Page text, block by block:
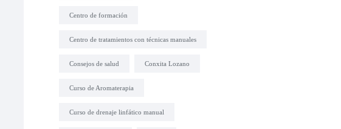
Centro de formación
Centro de tratamientos con técnicas manuales
Consejos de salud Conxita Lozano
Curso de Aromaterapia
Curso de drenaje linfático manual